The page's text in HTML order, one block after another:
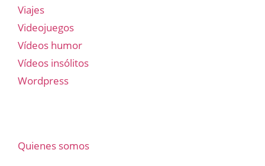
Viajes
Videojuegos
Vídeos humor
Vídeos insólitos
Wordpress
Quienes somos